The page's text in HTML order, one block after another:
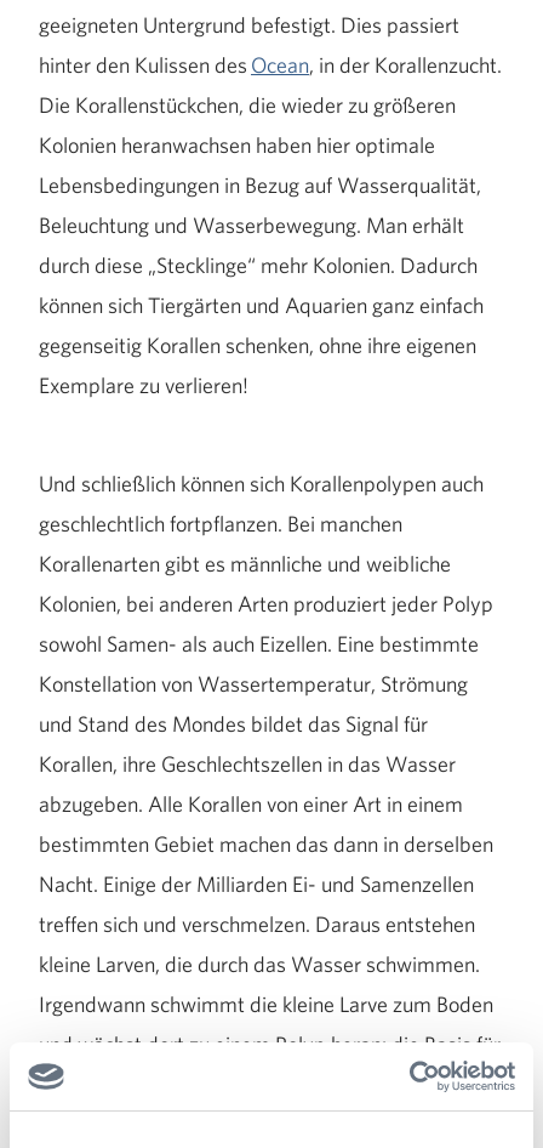
geeigneten Untergrund befestigt. Dies passiert
hinter den Kulissen des Ocean, in der Korallenzucht.
Die Korallenstückchen, die wieder zu größeren
Kolonien heranwachsen haben hier optimale
Lebensbedingungen in Bezug auf Wasserqualität,
Beleuchtung und Wasserbewegung. Man erhält
durch diese „Stecklinge“ mehr Kolonien. Dadurch
können sich Tiergärten und Aquarien ganz einfach
gegenseitig Korallen schenken, ohne ihre eigenen
Exemplare zu verlieren!
Und schließlich können sich Korallenpolypen auch
geschlechtlich fortpflanzen. Bei manchen
Korallenarten gibt es männliche und weibliche
Kolonien, bei anderen Arten produziert jeder Polyp
sowohl Samen- als auch Eizellen. Eine bestimmte
Konstellation von Wassertemperatur, Strömung
und Stand des Mondes bildet das Signal für
Korallen, ihre Geschlechtszellen in das Wasser
abzugeben. Alle Korallen von einer Art in einem
bestimmten Gebiet machen das dann in derselben
Nacht. Einige der Milliarden Ei- und Samenzellen
treffen sich und verschmelzen. Daraus entstehen
kleine Larven, die durch das Wasser schwimmen.
Irgendwann schwimmt die kleine Larve zum Boden
und wächst dort zu einem Polyp heran: die Basis für
eine neue Korallenkolonie ist gelegt! Im